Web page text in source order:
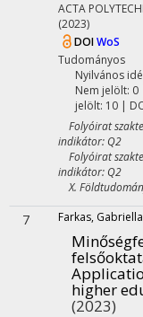
ACTA
(2023)
DOIWoS
Tudományos
Nyilvános
Nem jelölt: 0
jelölt: 10 |
Folyóirat
indikátor: Q2
Folyóirat
indikátor: Q2
X.
7 Farkas, Gabriella
higher
(2023)